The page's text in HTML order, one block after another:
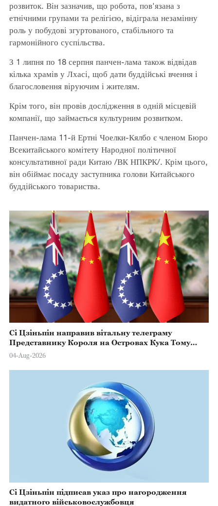
розвиток. Він зазначив, що робота, пов'язана з
етнічними групами та релігією, відіграла незамінну
роль у побудові згуртованого, стабільного та
гармонійного суспільства.
З 1 липня по 18 серпня панчен-лама також відвідав
кілька храмів у Лхасі, щоб дати буддійські вчення і
благословення віруючим і жителям.
Крім того, він провів дослідження в одній місцевій
компанії, що займається культурним розвитком.
Панчен-лама 11-й Ертні Чоелки-Кялбо є членом Бюро
Всекитайського комітету Народної політичної
консультативної ради Китаю /ВК НПКРК/. Крім цього,
він обіймає посаду заступника голови Китайського
буддійського товариства.
Сі Цзіньпін направив вітальну телеграму
Представнику Короля на Островах Кука Тому
Марстерсу з нагоди Дня Конституції
04-Aug-2026
Сі Цзіньпін підписав указ про нагородження
видатного військовослужбовця